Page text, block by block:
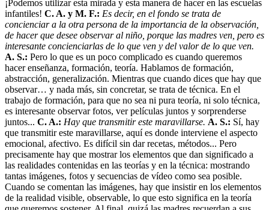
¡Podemos utilizar esta mirada y esta manera de hacer en las escuelas
infantiles! C. A. y M. F.: Es decir, en el fondo se trata de
concienciar a la otra persona de la importancia de la observación,
de hacer que desee observar al niño, porque las madres ven, pero es
interesante concienciarlas de lo que ven y del valor de lo que ven.
A. S.: Pero lo que es un poco complicado es cuando queremos
hacer enseñanza, formación, teoría. Hablamos de formación,
abstracción, generalización. Mientras que cuando dices que hay que
observar… y nada más, sin concretar, se trata de técnica. En el
trabajo de formación, para que no sea ni pura teoría, ni solo técnica,
es interesante observar fotos, ver películas juntos y sorprenderse
juntos... C. A.: Hay que transmitir este maravillarse. A. S.: Sí, hay
que transmitir este maravillarse, aquí es donde interviene el aspecto
emocional, afectivo. Es difícil sin dar recetas, métodos... Pero
precisamente hay que mostrar los elementos que dan significado a
las realidades contenidas en las teorías y en la técnica: mostrando
tantas imágenes, fotos y secuencias de vídeo como sea posible.
Cuando se comentan las imágenes, hay que insistir en los elementos
de la realidad visible, observable, lo que esto significa en la teoría